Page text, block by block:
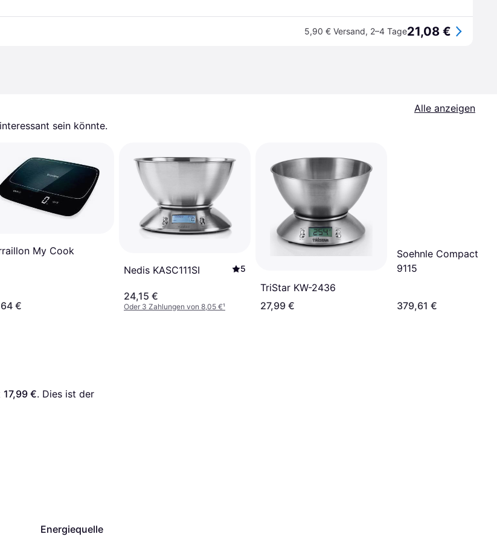
5,90 € Versand, 2–4 Tage21,08 €
Alle anzeigen
sein könnte.
My Cook
€
Nedis KASC111SI 5
24,15 €
Oder 3 Zahlungen von 8,05 €¹
TriStar KW-2436
27,99 €
Soehnle Compact
9115
379,61 €
17,99 €. Dies ist der
Energiequelle